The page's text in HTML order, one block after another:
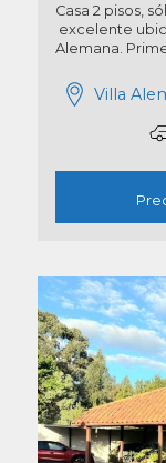
Casa 2 pisos,
excelente
Alemana.
Villa